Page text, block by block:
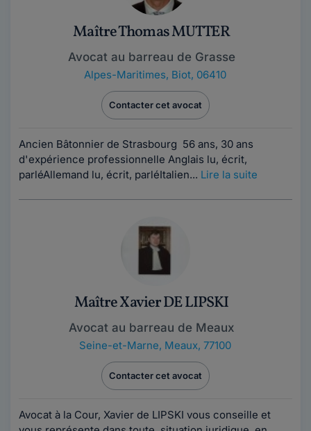
Maître Thomas MUTTER
Avocat au barreau de Grasse
Alpes-Maritimes, Biot, 06410
Contacter cet avocat
Ancien Bâtonnier de Strasbourg 56 ans, 30 ans
d'expérience professionnelle Anglais lu, écrit,
parléAllemand lu, écrit, parléItalien... Lire la suite
Maître Xavier DE LIPSKI
Avocat au barreau de Meaux
Seine-et-Marne, Meaux, 77100
Contacter cet avocat
Avocat à la Cour, Xavier de LIPSKI vous conseille et